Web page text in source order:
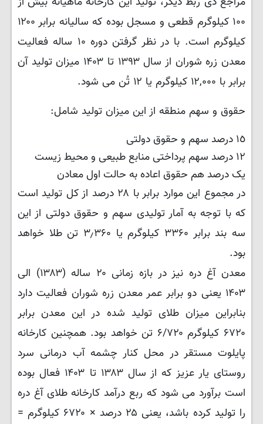
۱۰۰ کیلوگرم قطعی و مسجل بوده که سالیانه برابر ۱۲۰۰
کیلوگرم است. با در نظر گرفتن دوره ۱۰ ساله فعالیت
معدن زره شوران از سال ۱۳۹۳ تا ۱۴۰۳ میزان تولید آن
برابر با ۱۲,۰۰۰ کیلوگرم یا ۱۲ تُن می شود.
حقوق و سهم منطقه از این میزان تولید شامل:
١٥ درصد سهم و حقوق دولتی
١٢ درصد سهم پرداختی منابع طبیعی و محیط زیست
یک درصد هم حقوق اعاده به حالت اول معادن
در مجموع این موارد برابر با ۲۸ درصد از کل تولید است
که با توجه به آمار تولیدی سهم و حقوق دولتی از این
سه بند برابر ۳۳۶۰ کیلوگرم یا ۳٫۳۶۰ تن طلا خواهد
بود.
معدن آغ دره نیز در بازه زمانی ۲۰ ساله (۱۳۸۳) الی
۱۴۰۳ یعنی دو برابر عمر معدن زره شوران فعالیت دارد
بنابراین میزان طلای تولید شده در این معدن برابر
۶۷۲۰ کیلوگرم ۶/۷۲۰ تن خواهد بود. همچنین کارخانه
پایلوت مستقر در محل کنار چشمه آب درمانی سرد
روستای یار عزیز که از سال ۱۳۸۳ تا ۱۴۰۳ فعال بوده
است برآورد می شود که ربع درآمد کارخانه طلای آغ دره
را تولید کرده باشد، یعنی ۲۵ درصد × ۶۷۲۰ کیلوگرم =